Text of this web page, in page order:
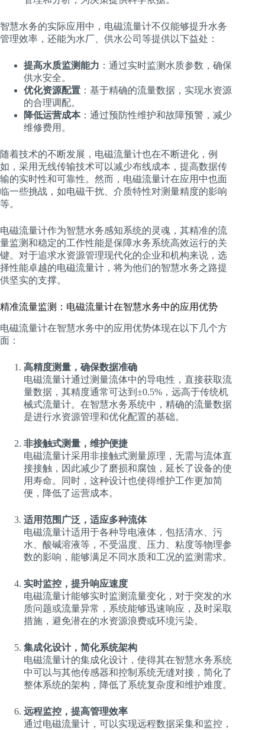
智慧水务的实际应用中，电磁流量计不仅能够提升水务
管理效率，还能为水厂、供水公司等提供以下益处：
提高水质监测能力 ：通过实时监测水质参数，确保
供水安全。
优化资源配置 ：基于精确的流量数据，实现水资源
的合理调配。
降低运营成本：通过预防性维护和故障预警，减少
维修费用。
随着技术的不断发展，电磁流量计也在不断进化，例
如，采用无线传输技术可以减少布线成本，提高数据传
输的实时性和可靠性。然而，电磁流量计在应用中也面
临一些挑战，如电磁干扰、介质特性对测量精度的影响
等。
电磁流量计作为智慧水务感知系统的灵魂，其精准的流
量监测和稳定的工作性能是保障水务系统高效运行的关
键。对于追求水资源管理现代化的企业和机构来说，选
择性能卓越的电磁流量计，将为他们的智慧水务之路提
供坚实的支撑。
精准流量监测：电磁流量计在智慧水务中的应用优势
电磁流量计在智慧水务中的应用优势体现在以下几个方
面：
高精度测量，确保数据准确
电磁流量计通过测量流体中的导电性，直接获取流
量数据，其精度通常可达到±0.5%，远高于传统机
械式流量计。在智慧水务系统中，精确的流量数据
是进行水资源管理和优化配置的基础。
非接触式测量，维护便捷
电磁流量计采用非接触式测量原理，无需与流体直
接接触，因此减少了磨损和腐蚀，延长了设备的使
用寿命。同时，这种设计也使得维护工作更加简
便，降低了运营成本。
适用范围广泛，适应多种流体
电磁流量计适用于各种导电液体，包括清水、污
水、酸碱溶液等，不受温度、压力、粘度等物理参
数的影响，能够满足不同水质和工况的监测需求。
实时监控，提升响应速度
电磁流量计能够实时监测流量变化，对于突发的水
质问题或流量异常，系统能够迅速响应，及时采取
措施，避免潜在的水资源浪费或环境污染。
集成化设计，简化系统架构
电磁流量计的集成化设计，使得其在智慧水务系统
中可以与其他传感器和控制系统无缝对接，简化了
整体系统的架构，降低了系统复杂度和维护难度。
远程监控，提高管理效率
通过电磁流量计，可以实现远程数据采集和监控，